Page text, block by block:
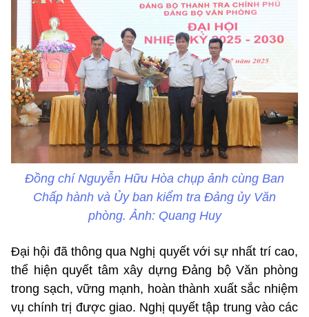
Đồng chí Nguyễn Hữu Hòa chụp ảnh cùng Ban
Chấp hành và Ủy ban kiểm tra Đảng ủy Văn
phòng. Ảnh: Quang Huy
Đại hội đã thông qua Nghị quyết với sự nhất trí cao,
thể hiện quyết tâm xây dựng Đảng bộ Văn phòng
trong sạch, vững mạnh, hoàn thành xuất sắc nhiệm
vụ chính trị được giao. Nghị quyết tập trung vào các